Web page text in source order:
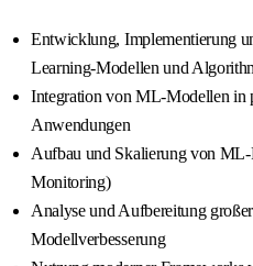
Entwicklung, Implementierung
Learning-Modellen und
Integration von ML-Modellen in
Anwendungen
Aufbau und Skalierung von
Monitoring)
Analyse und Aufbereitung
Modellverbesserung